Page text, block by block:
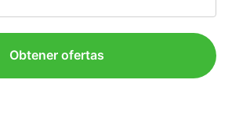
Obtener ofertas